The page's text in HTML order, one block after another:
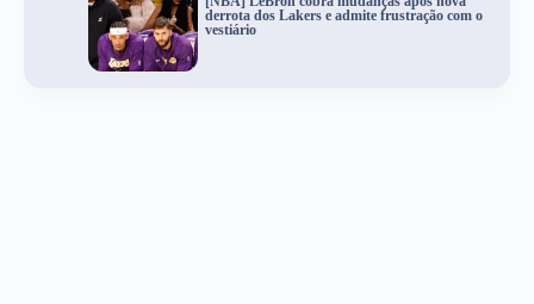
derrota dos Lakers e admite frustração com o
vestiário